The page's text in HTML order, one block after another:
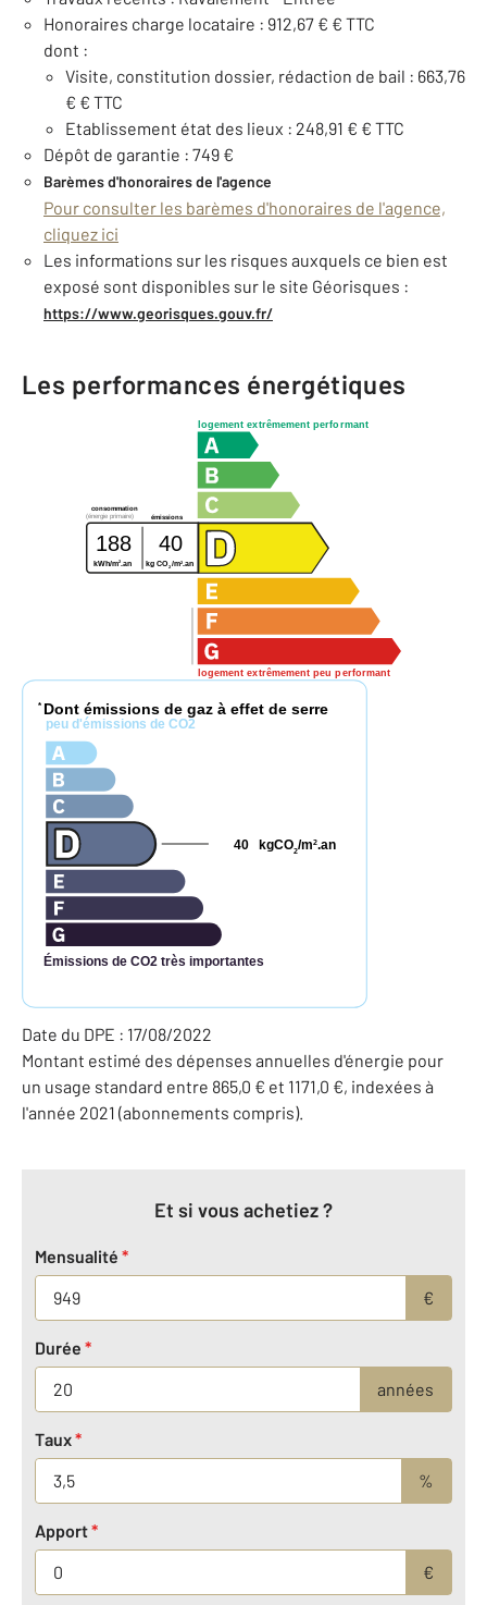
Honoraires charge locataire : 912,67 € € TTC
dont :
Visite, constitution dossier, rédaction de bail : 663,76
€ € TTC
Etablissement état des lieux : 248,91 € € TTC
Dépôt de garantie : 749 €
Barèmes d'honoraires de l'agence
Pour consulter les barèmes d'honoraires de l'agence,
cliquez ici
Les informations sur les risques auxquels ce bien est
exposé sont disponibles sur le site Géorisques :
https://www.georisques.gouv.fr/
Les performances énergétiques
logement extrêmement performant
logement extrêmement peu performant
consommation
émissions
(énergie primaire)
188 40
kWh/m2.an kg CO2 /m2 .an
* Dont émissions de gaz à effet de serre
peu d'émissions de CO2
Émissions de CO2 très importantes
kgCO2/m2.an
40
Date du DPE : 17/08/2022
Montant estimé des dépenses annuelles d'énergie pour
un usage standard entre 865,0 € et 1171,0 €, indexées à
l'année 2021 (abonnements compris).
Et si vous achetiez ?
Mensualité *
€
Durée *
années
Taux*
%
Apport*
€